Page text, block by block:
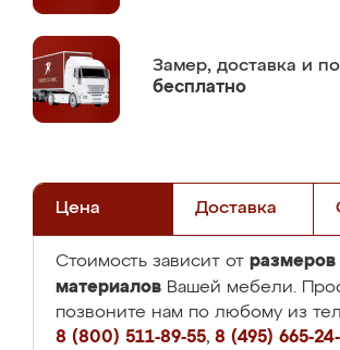
Замер, доставка и
бесплатно
Цена Доставка
Стоимость зависит от размеров
материалов Вашей мебели.
позвоните нам по любому из
8 (800) 511-89-55, 8 (495) 665-